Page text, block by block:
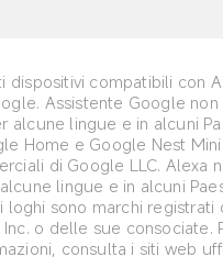
dispositivi compatibili con
Assistente Google non
alcune lingue e in alcuni
Home e Google Nest
di Google LLC. Alexa
lingue e in alcuni
loghi sono marchi registrati
o delle sue consociate.
consulta i siti web